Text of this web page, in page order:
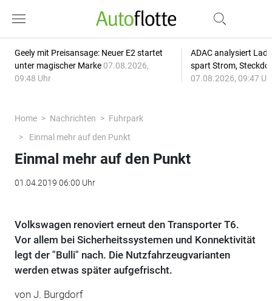
Geely mit Preisansage: Neuer E2 startet
unter magischer Marke 07.08.2026,
09:48 Uhr
ADAC analysiert
spart Strom,
07.08.2026, 09:47
Home Nachrichten
Fuhrpark
Einmal mehr auf den Punkt
Einmal mehr auf den Punkt
01.04.2019 06:00 Uhr
Volkswagen renoviert erneut den Transporter T6.
Vor allem bei Sicherheitssystemen und Konnektivität
legt der "Bulli" nach. Die Nutzfahrzeugvarianten
werden etwas später aufgefrischt.
von J. Burgdorf